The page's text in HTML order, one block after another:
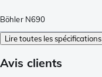
Böhler N690
Lire toutes les spécifications
Avis clients